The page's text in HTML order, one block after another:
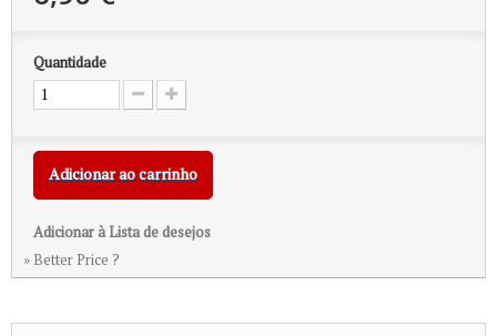
Quantidade
Adicionar ao carrinho
Adicionar à Lista de desejos
» Better Price ?